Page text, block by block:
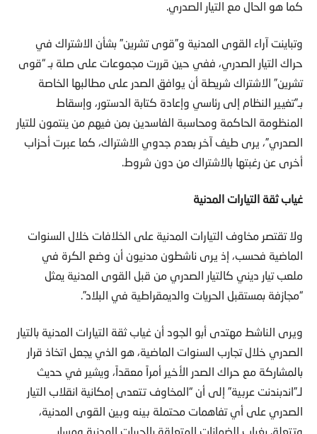
حراك التيار الصدري، ففي حين قررت مجموعات على صلة بـ “قوى
تشرين” الاشتراك شريطة أن يوافق الصدر على مطالبها الخاصة
بـ”تغيير النظام إلى رئاسي وإعادة كتابة الدستور، وإسقاط
المنظومة الحاكمة ومحاسبة الفاسدين بمن فيهم من ينتمون للتيار
الصدري”، يرى طيف آخر بعدم جدوي الاشتراك، كما عبرت أحزاب
أخرى عن رغبتها بالاشتراك من دون شروط.
الماضية فحسب، إذ يرى ناشطون مدنيون أن وضع الكرة في
ملعب تيار ديني كالتيار الصدري من قبل القوى المدنية يمثل
“مجازفة بمستقبل الحريات والديمقراطية في البلاد”.
الصدري خلال تجارب السنوات الماضية، هو الذي يجعل اتخاذ قرار
بالمشاركة مع حراك الصدر الأخير أمراً معقداً، ويشير في حديث
لـ”اندبندنت عربية” إلى أن “المخاوف تتعدى إمكانية انقلاب التيار
الصدري على أي تفاهمات محتملة بينه وبين القوى المدنية،
وتتعلق بغياب الضمانات المتعلقة بالحريات المدنية ومسار